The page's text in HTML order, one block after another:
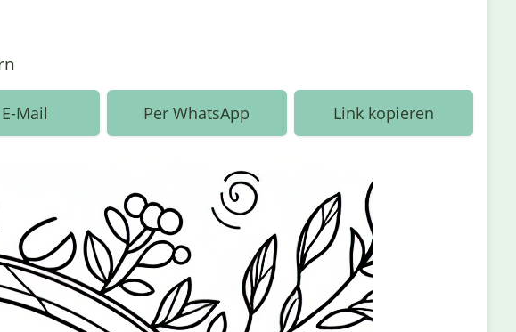
Mail Per WhatsApp Link kopieren